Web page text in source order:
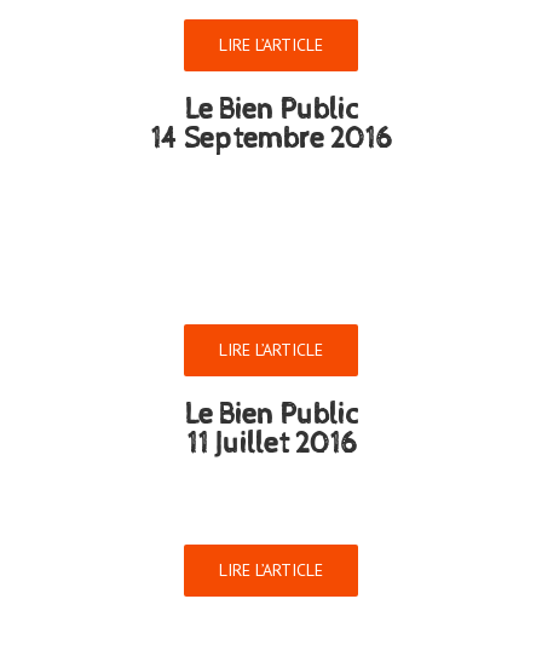
LIRE L’ARTICLE
Le Bien Public
14 Septembre 2016
LIRE L’ARTICLE
Le Bien Public
11 Juillet 2016
LIRE L’ARTICLE